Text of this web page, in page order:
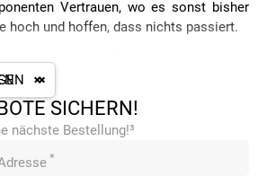
Vertrauen, wo es sonst bisher
hoch und hoffen, dass nichts passiert.
Fahrräder möglichst genau an die
an und bietet sie nicht nur in
an, sondern natürlich auch in vielen
damit jeder das passende Modell
der sogenannte Adaptive Frame wächst
mit, sodass sich die Kleinen langsam an
können.
SICHERN!
nächste Bestellung!³
*